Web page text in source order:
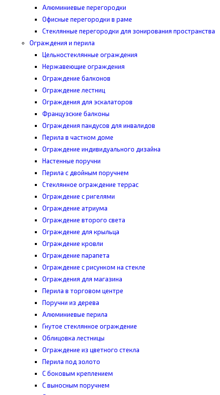
Алюминиевые перегородки
Офисные перегородки в раме
Стеклянные перегородки для зонирования пространства
Ограждения и перила
Цельностеклянные ограждения
Нержавеющие ограждения
Ограждение балконов
Ограждение лестниц
Ограждения для эскалаторов
Французские балконы
Ограждения пандусов для инвалидов
Перила в частном доме
Ограждение индивидуального дизайна
Настенные поручни
Перила с двойным поручнем
Стеклянное ограждение террас
Ограждение с ригелями
Ограждение атриума
Ограждение второго света
Ограждение для крыльца
Ограждение кровли
Ограждение парапета
Ограждение с рисунком на стекле
Ограждения для магазина
Перила в торговом центре
Поручни из дерева
Алюминиевые перила
Гнутое стеклянное ограждение
Облицовка лестницы
Ограждение из цветного стекла
Перила под золото
С боковым креплением
С выносным поручнем